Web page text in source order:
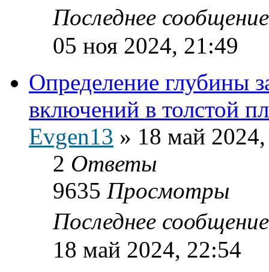
Последнее
05 ноя 2024, 21:49
Определение глубины
включений в толстой
Evgen13 » 18 май
2 Ответы
9635 Просмотры
Последнее
18 май 2024, 22:54